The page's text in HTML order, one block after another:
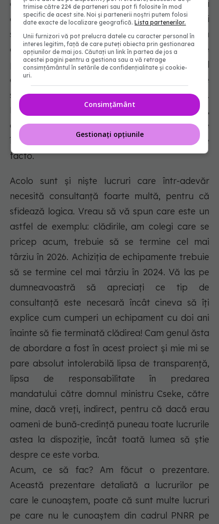
cont de ceea ce există, să ţinem cont de ceea
ce se va construi din alte fonduri. Adică, dacă ai
spital, de exemplu, regional nu mai poţi să
construieşti un centru de multitraumă, că se
presupune că un spital regional are şi acel
centru de multitraumă. Astea sunt lucruri care
se suprapun şi nu putem să lucrăm în felul ăsta.
Deci nu vrem altceva decât transparenţă,
obiectivitate, criterii clare pe care poate să le
înţeleagă oricine. Asta este de fapt situaţia de
facto.
Acolo sunt și niște lucruri care într-adevăr
necesită consultanță foarte multă, pentru că
sfidează logica. Vreau să vă spun care este un
astfel de exemplu: clădirile, am colegi care se
pricep acum, trebuie să se termine cel mai
târziu în 2026. Achiziția de echipamente trebuie
să se termine cel mai târziu în 2024. Vă las pe
dumneavoastră să apreciați ce tip de
consultanță este necesară încât cineva să îți
explice cum cumperi un echipament cu doi ani
înainte să fie terminată clădirea! Cam genul ăsta
de abordare a fost în acest proiect și mie mi se
pare absolut intolerabilă lipsa de transparență,
lipsa de responsabilitate în predarea
mandatului către domnul ministru Cseke, către
mine, dacă vreți, indirect, pentru că dacă erau
oameni de bună-credință puneau toate lucrurile
astea la dispoziție, încât toată lumea să știe
despre ce este vorba.
Acum, ce să fac? Am făcut o prezentare.
Această prezentare detaliată a lucrurilor pe
care le cunoaștem, poate că sunt multe lucruri
pe care nu le cunoaștem din cadrul PNRR pe
trimise către 224 de parteneri sau pot fi folosite în mod
specific de acest site. Noi și partenerii noștri putem folosi
date exacte de localizare geografică.Lista partenerilor.
Unii furnizori vă pot prelucra datele cu caracter personal în
interes legitim, față de care puteți obiecta prin gestionarea
opțiunilor de mai jos. Căutați un link în partea de jos a
acestei pagini pentru a gestiona sau a vă retrage
consimțământul în setările de confidențialitate și cookie-
uri.
Consimțământ
Gestionați opțiunile